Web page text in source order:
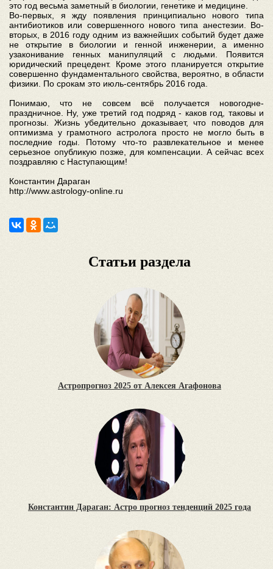
это год весьма заметный в биологии, генетике и медицине.
Во-первых, я жду появления принципиально нового типа
антибиотиков или совершенного нового типа анестезии. Во-
вторых, в 2016 году одним из важнейших событий будет даже
не открытие в биологии и генной инженерии, а именно
узаконивание генных манипуляций с людьми. Появится
юридический прецедент. Кроме этого планируется открытие
совершенно фундаментального свойства, вероятно, в области
физики. По срокам это июль-сентябрь 2016 года.
Понимаю, что не совсем всё получается новогодне-
праздничное. Ну, уже третий год подряд - каков год, таковы и
прогнозы. Жизнь убедительно доказывает, что поводов для
оптимизма у грамотного астролога просто не могло быть в
последние годы. Потому что-то развлекательное и менее
серьезное опубликую позже, для компенсации. А сейчас всех
поздравляю с Наступающим!
Константин Дараган
http://www.astrology-online.ru
Статьи раздела
Астропрогноз 2025 от Алексея Агафонова
Константин Дараган: Астро прогноз тенденций 2025 года